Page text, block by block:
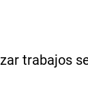
trabajos